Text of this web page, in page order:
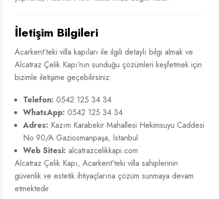
İletişim Bilgileri
Acarkent’teki villa kapıları ile ilgili detaylı bilgi almak ve
Alcatraz Çelik Kapı’nın sunduğu çözümleri keşfetmek için
bizimle iletişime geçebilirsiniz:
Telefon: 0542 125 34 34
WhatsApp: 0542 125 34 34
Adres: Kazım Karabekir Mahallesi Hekimsuyu Caddesi
No 90/A Gaziosmanpaşa, İstanbul
Web Sitesi: alcatrazcelikkapi.com
Alcatraz Çelik Kapı, Acarkent’teki villa sahiplerinin
güvenlik ve estetik ihtiyaçlarına çözüm sunmaya devam
etmektedir.